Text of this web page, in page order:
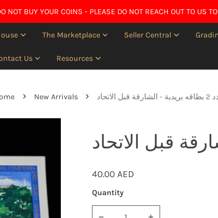
NOT BUY YOUR COINS - PLEASE DO NOT REACH OUT TO US
The Marketplace Seller Central
Us Resources
New Arrivals قبل الاتحاد
Regular
price
40.00 AED
Quantity